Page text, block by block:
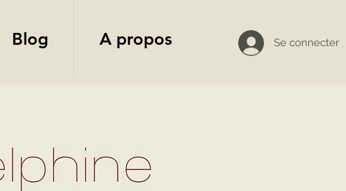
Blog A propos Se connecter